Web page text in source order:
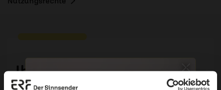
Ihr Kommentar